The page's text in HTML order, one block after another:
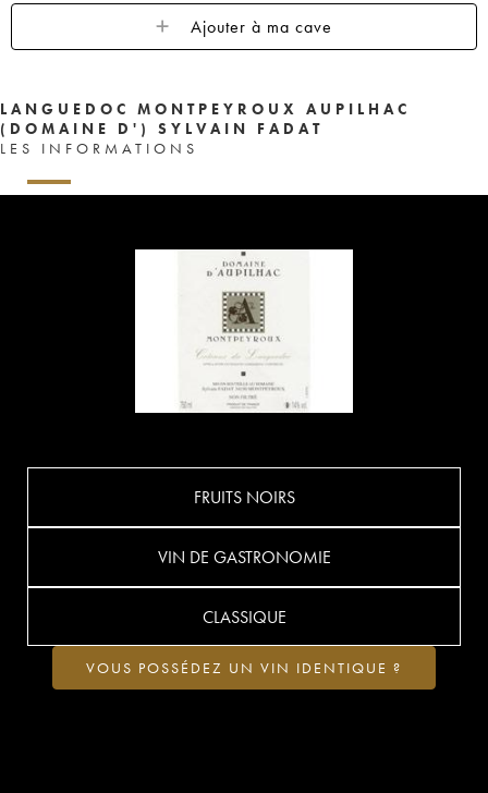
Ajouter à ma cave
LANGUEDOC MONTPEYROUX AUPILHAC
(DOMAINE D') SYLVAIN FADAT
LES INFORMATIONS
FRUITS NOIRS
VIN DE GASTRONOMIE
CLASSIQUE
VOUS POSSÉDEZ UN VIN IDENTIQUE ?